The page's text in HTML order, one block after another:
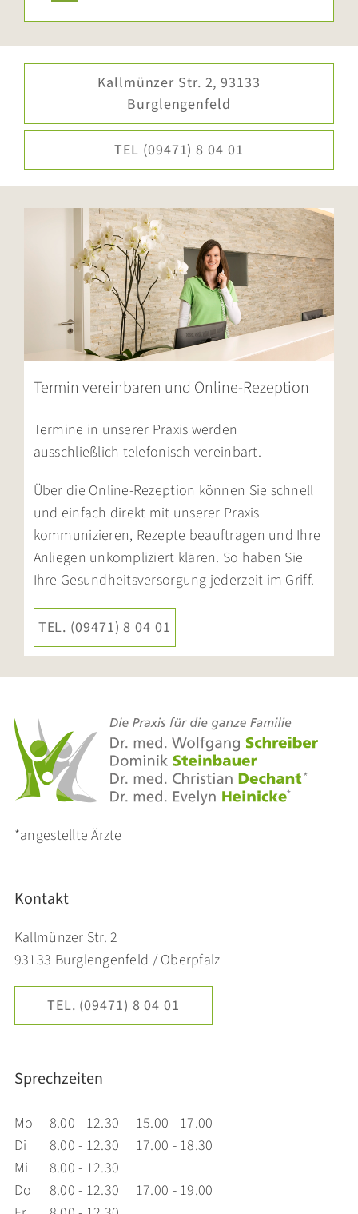
Kallmünzer Str. 2, 93133
Burglengenfeld
TEL (09471) 8 04 01
Termin vereinbaren und Online-Rezeption
Termine in unserer Praxis werden
ausschließlich telefonisch vereinbart.
Über die Online-Rezeption können Sie schnell
und einfach direkt mit unserer Praxis
kommunizieren, Rezepte beauftragen und Ihre
Anliegen unkompliziert klären. So haben Sie
Ihre Gesundheits­versorgung jederzeit im Griff.
TEL. (09471) 8 04 01
*angestellte Ärzte
Kontakt
Kallmünzer Str. 2
93133 Burglengenfeld / Oberpfalz
TEL. (09471) 8 04 01
Sprechzeiten
Mo 8.00 - 12.30
15.00 - 17.00
Di
8.00 - 12.30
17.00 - 18.30
Mi
8.00 - 12.30
Do
8.00 - 12.30
17.00 - 19.00